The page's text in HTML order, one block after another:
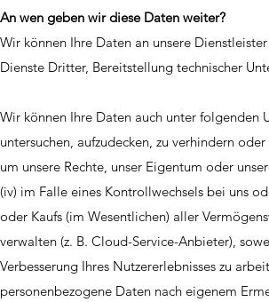
An wen geben wir diese Daten weiter?
Wir können Ihre Daten an unsere
Dienste Dritter, Bereitstellung technischer
Wir können Ihre Daten auch unter folgenden
untersuchen, aufzudecken, zu verhindern
um unsere Rechte, unser Eigentum oder
(iv) im Falle eines Kontrollwechsels bei uns
oder Kaufs (im Wesentlichen) aller
verwalten (z. B. Cloud-Service-Anbieter),
Verbesserung Ihres Nutzererlebnisses zu
personenbezogene Daten nach eigenem